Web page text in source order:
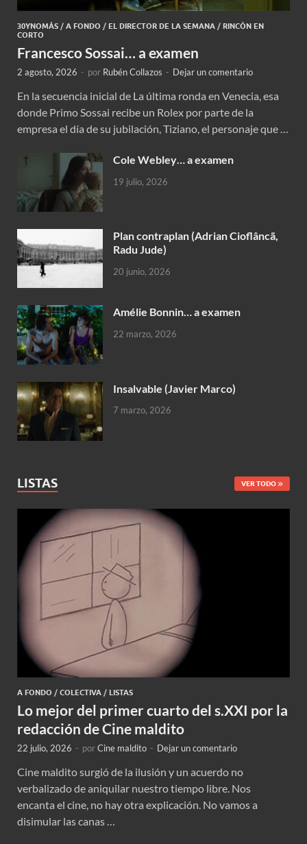
30YNOMÁS / A FONDO / EL DIRECTOR DE LA SEMANA / RINCÓN EN
CORTO
Francesco Sossai… a examen
2 agosto, 2026 - por Rubén Collazos - Dejar un comentario
En la secuencia inicial de La última ronda en Venecia, esa
donde Primo Sossai recibe un Rolex por parte de la
empresa el día de su jubilación, Tiziano, el personaje que …
Cole Webley… a examen
19 julio, 2026
Plan contraplan (Adrian Cioflâncã,
Radu Jude)
20 junio, 2026
Amélie Bonnin… a examen
22 marzo, 2026
Insalvable (Javier Marco)
7 marzo, 2026
LISTAS VER TODO
A FONDO / COLECTIVA / LISTAS
Lo mejor del primer cuarto del s.XXI por la
redacción de Cine maldito
22 julio, 2026 - porCine maldito - Dejar un comentario
Cine maldito surgió de la ilusión y un acuerdo no
verbalizado de aniquilar nuestro tiempo libre. Nos
encanta el cine, no hay otra explicación. No vamos a
disimular las canas …